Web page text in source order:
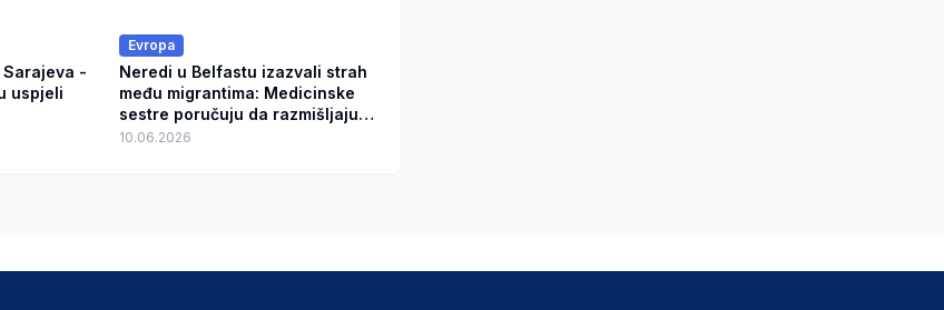
-
uspjeli
Evropa
Neredi u Belfastu izazvali strah
među migrantima: Medicinske
sestre poručuju da razmišljaju o
odlasku
10.06.2026